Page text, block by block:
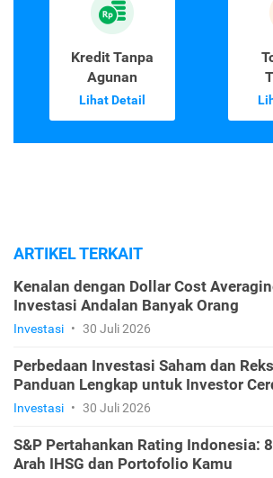
Kredit Tanpa
Agunan
Lihat Detail
ARTIKEL TERKAIT
Kenalan dengan Dollar Cost
Investasi Andalan Banyak Orang
Investasi • 30 Juli 2026
Perbedaan Investasi Saham dan
Panduan Lengkap untuk Investor
Investasi • 30 Juli 2026
S&P Pertahankan Rating Indonesia:
Arah IHSG dan Portofolio Kamu